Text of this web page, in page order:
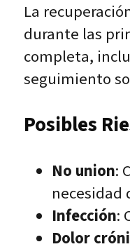
La
durante las
completa,
seguimiento
Posibles
No union:
necesidad
Infección:
Dolor